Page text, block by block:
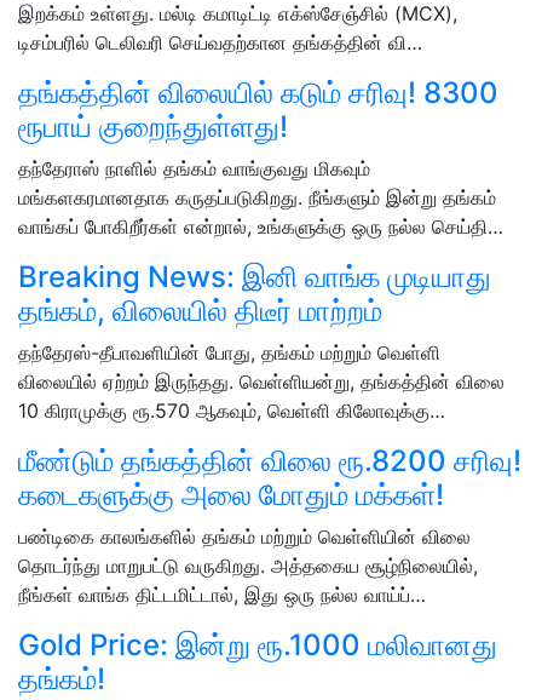
இறக்கம் உள்ளது. மல்டி கமாடிட்டி எக்ஸ்சேஞ்சில் (MCX),
டிசம்பரில் டெலிவரி செய்வதற்கான தங்கத்தின் வி…
தங்கத்தின் விலையில் கடும் சரிவு! 8300
ரூபாய் குறைந்துள்ளது!
தந்தேராஸ் நாளில் தங்கம் வாங்குவது மிகவும்
மங்களகரமானதாக கருதப்படுகிறது. நீங்களும் இன்று தங்கம்
வாங்கப் போகிறீர்கள் என்றால், உங்களுக்கு ஒரு நல்ல செய்தி…
Breaking News: இனி வாங்க முடியாது
தங்கம், விலையில் திடீர் மாற்றம்
தந்தேரஸ்-தீபாவளியின் போது, தங்கம் மற்றும் வெள்ளி
விலையில் ஏற்றம் இருந்தது. வெள்ளியன்று, தங்கத்தின் விலை
10 கிராமுக்கு ரூ.570 ஆகவும், வெள்ளி கிலோவுக்கு…
மீண்டும் தங்கத்தின் விலை ரூ.8200 சரிவு!
கடைகளுக்கு அலை மோதும் மக்கள்!
பண்டிகை காலங்களில் தங்கம் மற்றும் வெள்ளியின் விலை
தொடர்ந்து மாறுபட்டு வருகிறது. அத்தகைய சூழ்நிலையில்,
நீங்கள் வாங்க திட்டமிட்டால், இது ஒரு நல்ல வாய்ப்…
Gold Price: இன்று ரூ.1000 மலிவானது
தங்கம்!